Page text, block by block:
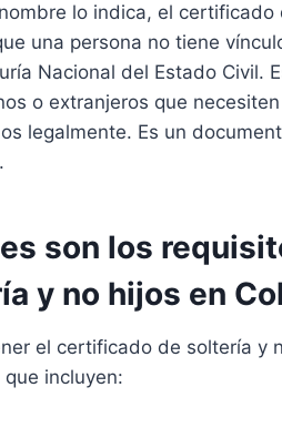
lo indica, el
una persona no tiene
Nacional del Estado Civil.
o extranjeros que
legalmente. Es un
son los
y no hijos en
el certificado de soltería y
incluyen: